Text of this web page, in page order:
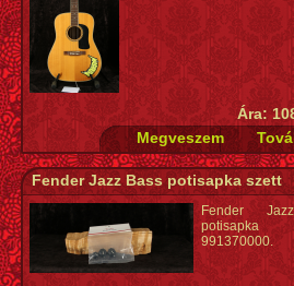
Ára:
Fender Jazz Bass potisapka szett
Fender
991370000.